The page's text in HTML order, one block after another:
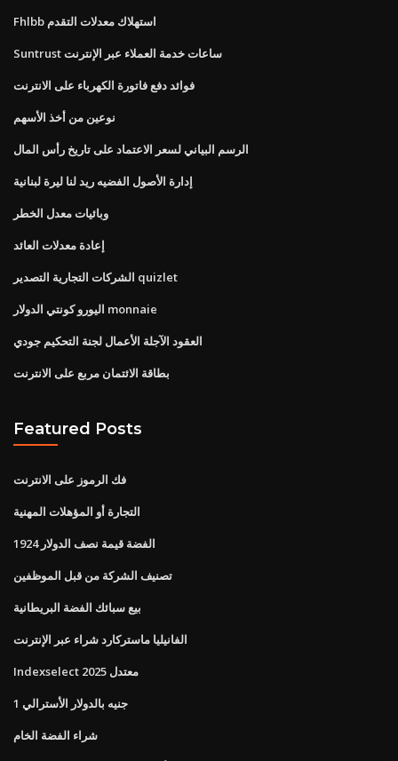
Fhlbb استهلاك معدلات التقدم
Suntrust ساعات خدمة العملاء عبر الإنترنت
فوائد دفع فاتورة الكهرباء على الانترنت
نوعين من أخذ الأسهم
الرسم البياني لسعر الاعتماد على تاريخ رأس المال
إدارة الأصول الفضيه ريد لنا ليرة لبنانية
وبائيات معدل الخطر
إعادة معدلات العائد
الشركات التجارية التصدير quizlet
اليورو كونتي الدولار monnaie
العقود الآجلة الأعمال لجنة التحكيم جودي
بطاقة الائتمان مربع على الانترنت
Featured Posts
فك الرموز على الانترنت
التجارة أو المؤهلات المهنية
1924 الفضة قيمة نصف الدولار
تصنيف الشركة من قبل الموظفين
بيع سبائك الفضة البريطانية
الفانيليا ماستركارد شراء عبر الإنترنت
Indexselect معتدل 2025
1 جنيه بالدولار الأسترالي
شراء الفضة الخام